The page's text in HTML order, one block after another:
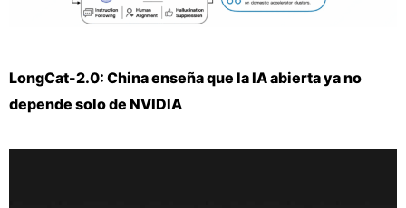
LongCat-2.0: China enseña que la IA abierta ya no
depende solo de NVIDIA